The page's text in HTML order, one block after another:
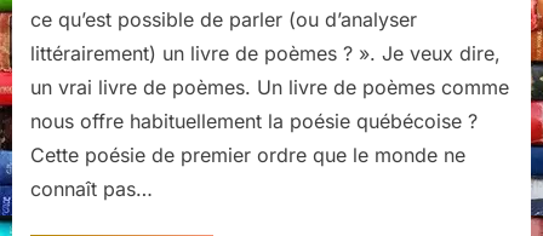
ce qu’est possible de parler (ou d’analyser
littérairement) un livre de poèmes ? ». Je veux dire,
un vrai livre de poèmes. Un livre de poèmes comme
nous offre habituellement la poésie québécoise ?
Cette poésie de premier ordre que le monde ne
connaît pas…